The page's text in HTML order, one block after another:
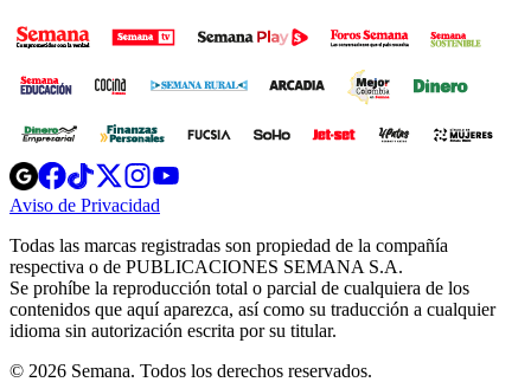
Opens
in
new
Opens
in
new
Opens
in
new
window
Opens
new
windowwindow
Aviso de Privacidad
new
window
Todas las marcas registradas son propiedad de la compañía
respectiva o de PUBLICACIONES SEMANA S.A.
Se prohíbe la reproducción total o parcial de cualquiera de los
contenidos que aquí aparezca, así como su traducción a cualquier
idioma sin autorización escrita por su titular.
© 2026 Semana. Todos los derechos reservados.